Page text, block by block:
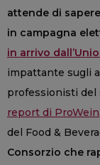
attende di
in campagna
in arrivo
impattante sugli
professionisti
report di ProWein
del Food &
Consorzio che